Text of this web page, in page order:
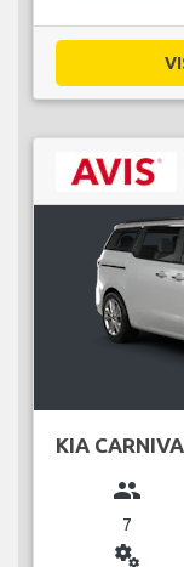
KIA
group
7
miscellaneous_services